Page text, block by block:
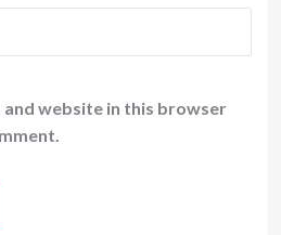
and website in this browser